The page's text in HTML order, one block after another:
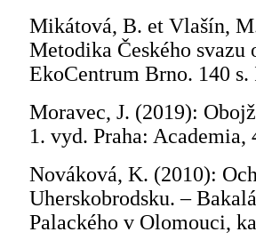
Mikátová, B. et Vlašín,
Metodika Českého svazu
EkoCentrum Brno. 140
Moravec, J. (2019):
1. vyd. Praha:
Nováková, K. (2010):
Uherskobrodsku. –
Palackého v Olomouci,